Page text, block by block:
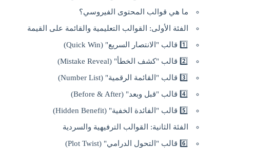
ما هي قوالب المحتوى الفيروسي؟
الفئة الأولى: القوالب التعليمية والقائمة على القيمة
1️⃣ قالب "الانتصار السريع" (Quick Win)
2️⃣ قالب "كشف الخطأ" (Mistake Reveal)
3️⃣ قالب "القائمة الرقمية" (Number List)
4️⃣ قالب "قبل وبعد" (Before & After)
5️⃣ قالب "الفائدة الخفية" (Hidden Benefit)
الفئة الثانية: القوالب الترفيهية والسردية
6️⃣ قالب "التحول الدرامي" (Plot Twist)